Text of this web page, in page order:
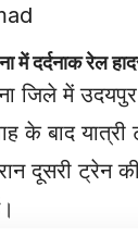
दर्दनाक रेल
जिले में
के बाद
दूसरी ट्रेन